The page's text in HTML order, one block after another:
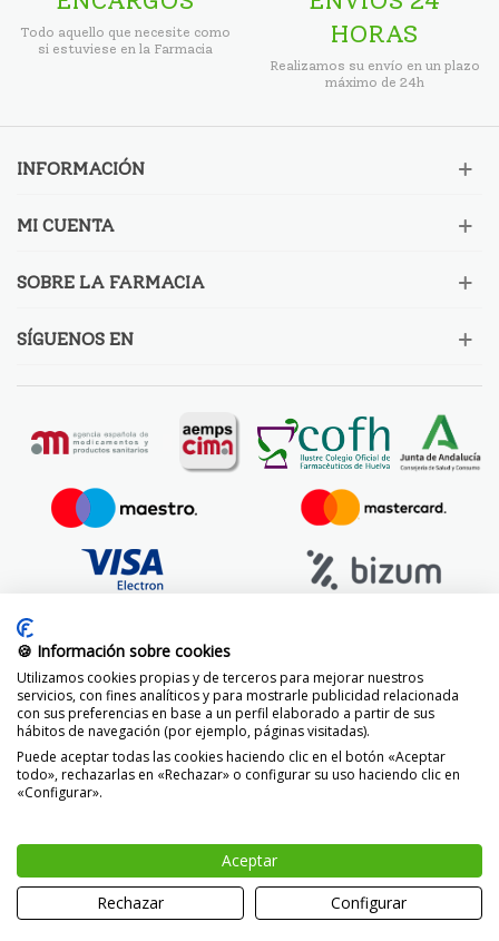
Todo aquello que necesite como
si estuviese en la Farmacia
HORAS
Realizamos su envío en un plazo
máximo de 24h
INFORMACIÓN
MI CUENTA
SOBRE LA FARMACIA
SÍGUENOS EN
© 2014 -2026 FarmaciaVizcaíno.com
🍪 Información sobre cookies
Utilizamos cookies propias y de terceros para mejorar nuestros
servicios, con fines analíticos y para mostrarle publicidad relacionada
con sus preferencias en base a un perfil elaborado a partir de sus
hábitos de navegación (por ejemplo, páginas visitadas).
Puede aceptar todas las cookies haciendo clic en el botón «Aceptar
todo», rechazarlas en «Rechazar» o configurar su uso haciendo clic en
«Configurar».
Aceptar
Rechazar
Configurar